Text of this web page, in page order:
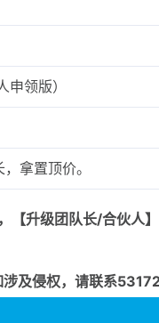
领版）
拿置顶价。
【升级团队长/合伙人
涉及侵权，请联系